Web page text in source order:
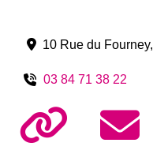
10 Rue du Fourney,
03 84 71 38 22